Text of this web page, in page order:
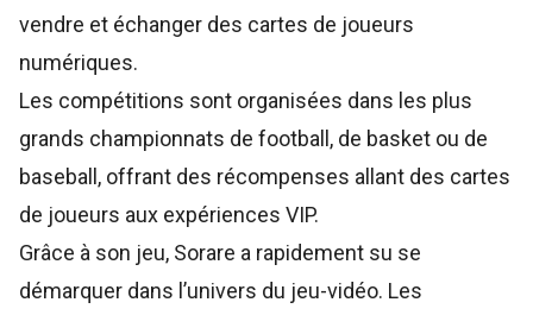
vendre et échanger des cartes de joueurs
numériques.
Les compétitions sont organisées dans les plus
grands championnats de football, de basket ou de
baseball, offrant des récompenses allant des cartes
de joueurs aux expériences VIP.
Grâce à son jeu, Sorare a rapidement su se
démarquer dans l’univers du jeu-vidéo. Les